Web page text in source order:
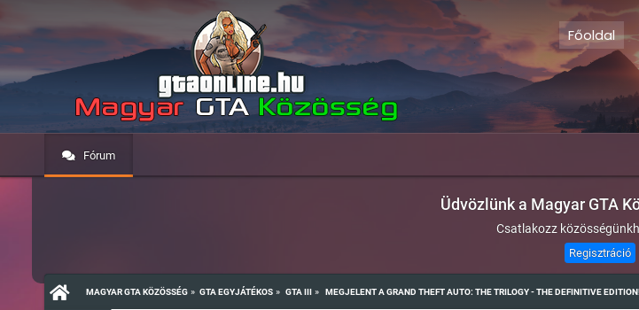
Főoldal
Fórum
Üdvözlünk a Magyar GTA
Csatlakozz
Regisztráció
MAGYAR GTA KÖZÖSSÉG » GTA EGYJÁTÉKOS » GTA III » MEGJELENT A GRAND THEFT AUTO: THE TRILOGY - THE DEFINITIVE